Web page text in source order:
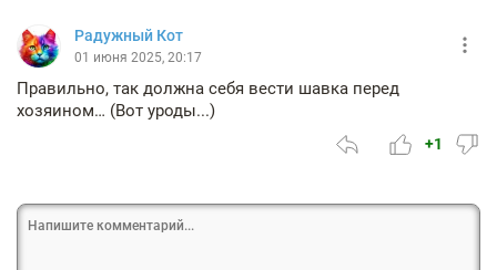
Радужный Кот
01 июня 2025, 20:17
Правильно, так должна себя вести шавка перед
хозяином… (Вот уроды...)
+1